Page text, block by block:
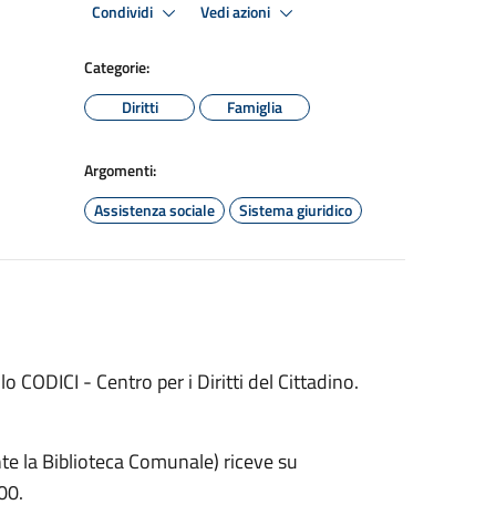
Condividi Vedi azioni
Categorie:
Diritti
Famiglia
Argomenti:
Assistenza sociale
Sistema giuridico
CODICI - Centro per i Diritti del Cittadino.
la Biblioteca Comunale) riceve su